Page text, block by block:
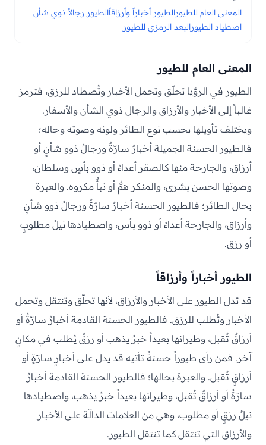
المعنى العام للطيورالطيور أخباراً وأرزاقاًالطيور رجالاً ذوي شأن
اصطياد الطيورالبعد الرمزي للطيور
المعنى العام للطيور
الطيور في الرؤيا تحلّق وتحمل الأخبار وتُصطاد للرزق، فترمز
غالباً إلى الأخبار والأرزاق والرجال ذوي الشأن والأسفار.
ويختلف تأويلها بحسب نوع الطائر ولونه وصوته وحاله؛
فالطيور الحسنة الجميلة أخبارٌ سارّةٌ ورجالٌ ذوو شأنٍ أو
أرزاق، والجارحة منها كالصقر أعداءٌ أو ذوو بأسٍ وسلطان،
وصوتها الحسن بشرى، والمنكر همٌّ أو نبأٌ مكروه. والعبرة
بحال الطائر؛ فالطيور الحسنة أخبارٌ سارّةٌ ورجالٌ ذوو شأنٍ
وأرزاق، والجارحة أعداءٌ أو ذوو بأس، واصطيادها نيلُ مطلوبٍ
أو رزق.
الطيور أخباراً وأرزاقاً
قد تدل الطيور على الأخبار والأرزاق، لأنها تحلّق وتنتقل وتحمل
الأخبار وتُطلب للرزق. فالطيور الحسنة القادمة أخبارٌ سارّةٌ أو
أرزاقٌ تُقبل، وطيرانها بعيداً خبرٌ يذهب أو رزقٌ يُطلب في مكانٍ
آخر. فمن رأى طيوراً حسنةً تأتيه قد يدل على أخبارٍ سارّةٍ أو
أرزاقٍ تُقبل. والعبرة بحالها؛ فالطيور الحسنة القادمة أخبارٌ
سارّةٌ أو أرزاقٌ تُقبل، وطيرانها بعيداً خبرٌ يذهب، واصطيادها
نيلُ رزقٍ أو مطلوب، وهي من العلامات الدالّة على الأخبار
والأرزاق التي تنتقل كما تنتقل الطيور.